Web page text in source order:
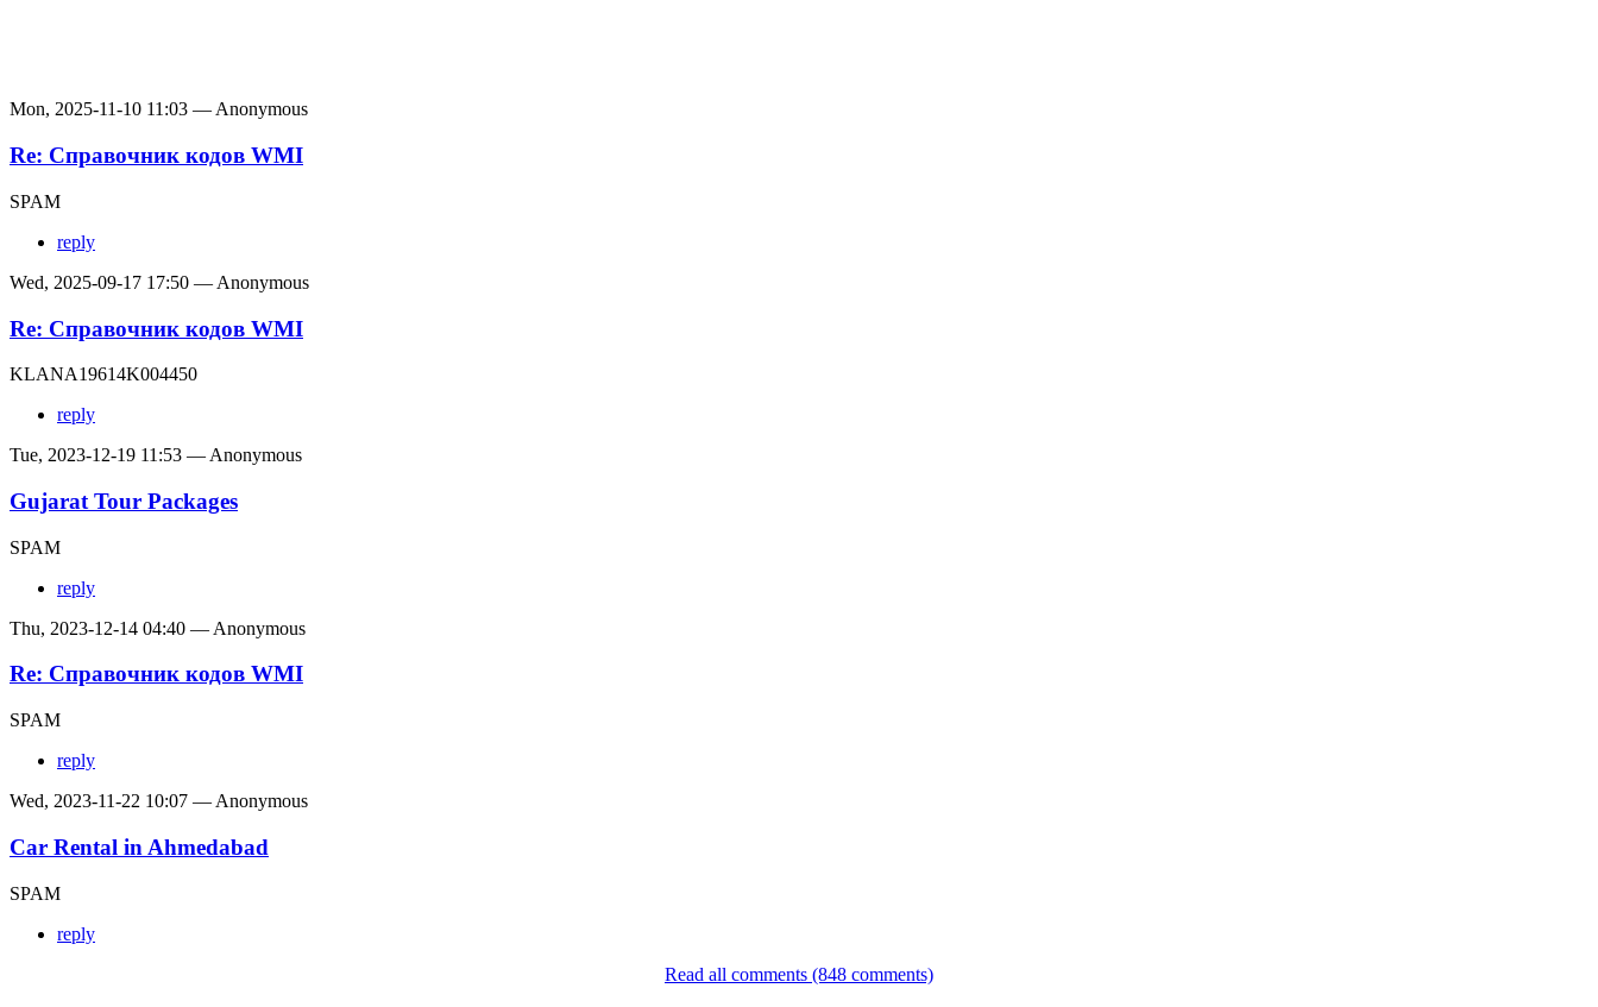
Mon, 2025-11-10 11:03 — Anonymous
Re: Справочник кодов WMI
SPAM
reply
Wed, 2025-09-17 17:50 — Anonymous
Re: Справочник кодов WMI
KLANA19614K004450
reply
Tue, 2023-12-19 11:53 — Anonymous
Gujarat Tour Packages
SPAM
reply
Thu, 2023-12-14 04:40 — Anonymous
Re: Справочник кодов WMI
SPAM
reply
Wed, 2023-11-22 10:07 — Anonymous
Car Rental in Ahmedabad
SPAM
reply
Read all comments (848 comments)